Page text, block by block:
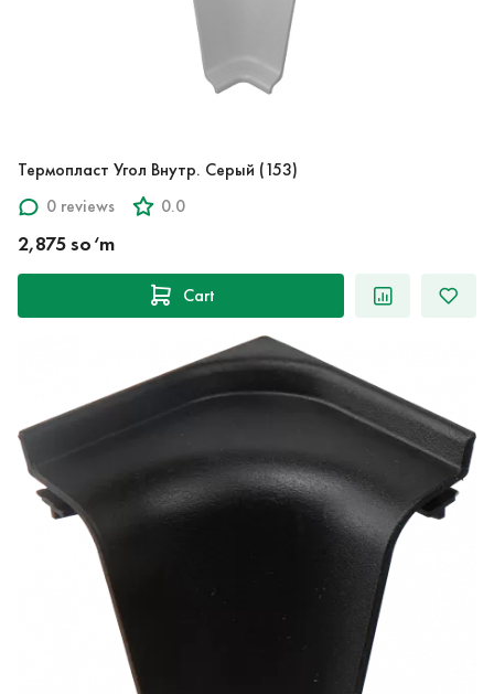
Термопласт Угол Внутр. Серый (153)
0 reviews
0.0
2,875 so‘m
Cart